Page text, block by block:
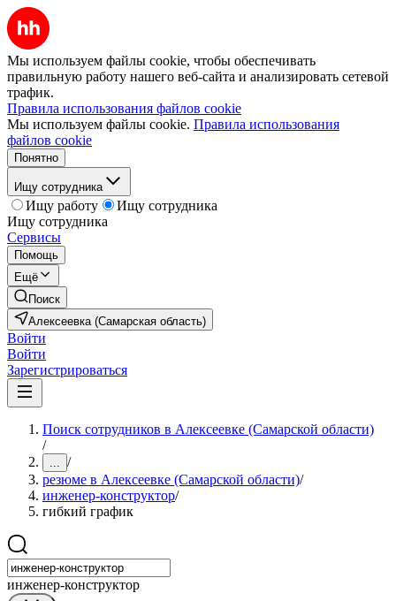
Мы используем файлы cookie, чтобы обеспечивать
правильную работу нашего веб-сайта и анализировать сетевой
трафик.
Правила использования файлов cookie
Мы используем файлы cookie. Правила использования
файлов cookie
Понятно
Ищу сотрудника
Ищу работу
Ищу сотрудника
Ищу сотрудника
Сервисы
Помощь
Ещё
Поиск
Алексеевка (Самарская область)
Войти
Войти
Зарегистрироваться
Поиск сотрудников в Алексеевке (Самарской области)
/
... /
резюме в Алексеевке (Самарской области)/
инженер-конструктор/
гибкий график
инженер-конструктор